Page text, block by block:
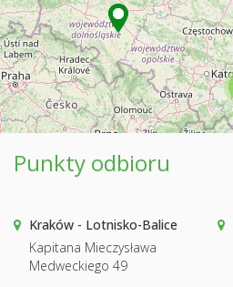
Punkty odbioru
Kraków - Lotnisko-Balice
Kapitana Mieczysława
Medweckiego 49